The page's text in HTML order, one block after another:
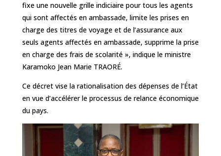
fixe une nouvelle grille indiciaire pour tous les agents
qui sont affectés en ambassade, limite les prises en
charge des titres de voyage et de l’assurance aux
seuls agents affectés en ambassade, supprime la prise
en charge des frais de scolarité », indique le ministre
Karamoko Jean Marie TRAORÉ.
Ce décret vise la rationalisation des dépenses de l’État
en vue d’accélérer le processus de relance économique
du pays.